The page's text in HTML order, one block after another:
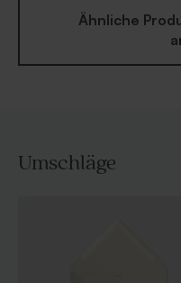
Ähnliche
Umschläge